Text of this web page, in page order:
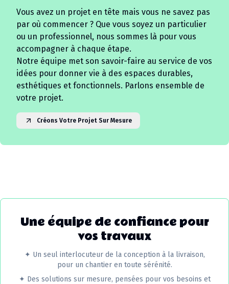
Vous avez un projet en tête mais vous ne savez pas
par où commencer ? Que vous soyez un particulier
ou un professionnel, nous sommes là pour vous
accompagner à chaque étape.
Notre équipe met son savoir-faire au service de vos
idées pour donner vie à des espaces durables,
esthétiques et fonctionnels. Parlons ensemble de
votre projet.
Créons Votre Projet Sur Mesure
Une équipe de confiance pour
vos travaux
✦ Un seul interlocuteur de la conception à la livraison,
pour un chantier en toute sérénité.
✦ Des solutions sur mesure, pensées pour vos besoins et